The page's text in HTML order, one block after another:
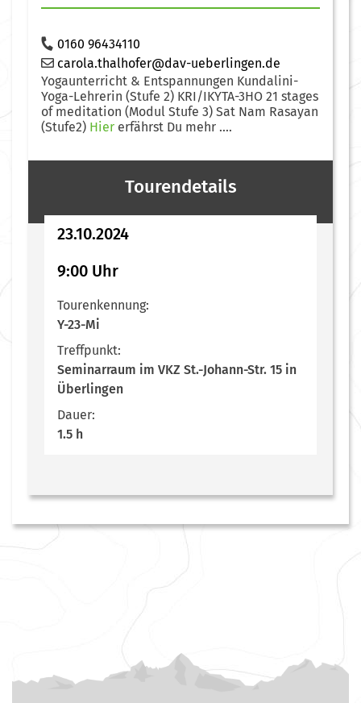
0160 96434110
carola.thalhofer@dav-ueberlingen.de
Yogaunterricht & Entspannungen Kundalini-
Yoga-Lehrerin (Stufe 2) KRI/IKYTA-3HO 21 stages
of meditation (Modul Stufe 3) Sat Nam Rasayan
(Stufe2) Hier erfährst Du mehr ....
Tourendetails
23.10.2024
9:00 Uhr
Tourenkennung:
Y-23-Mi
Treffpunkt:
Seminarraum im VKZ St.-Johann-Str. 15 in
Überlingen
Dauer:
1.5 h